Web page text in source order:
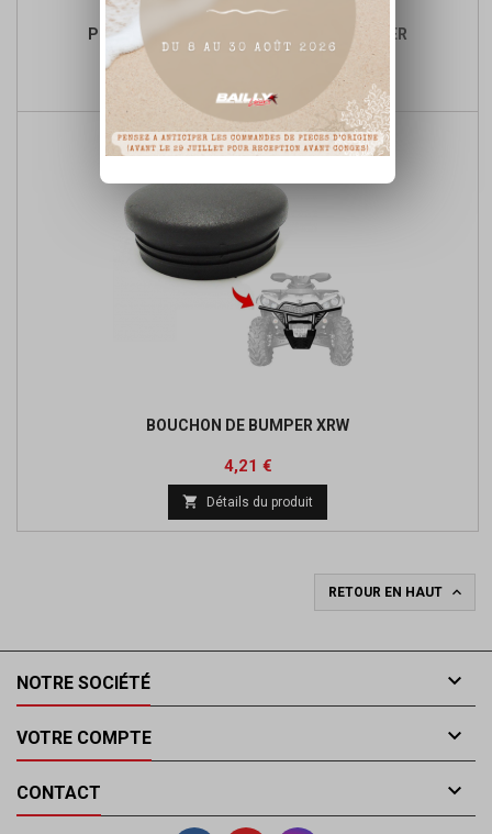
PROTECTIONS TRIANGLE POLARIS RANGER
de
base
BOUCHON DE BUMPER XRW
Prix
4,21 €Prix
base
 Détails du produit
RETOUR EN HAUT 
NOTRE SOCIÉTÉ 
VOTRE COMPTE 
CONTACT 